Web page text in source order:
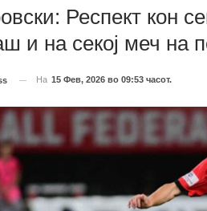
Респект кон
и на секој меч на
На 15 Фев, 2026 во 09:53 часот.